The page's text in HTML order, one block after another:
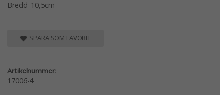
Bredd: 10,5cm
SPARA SOM FAVORIT
Artikelnummer:
17006-4